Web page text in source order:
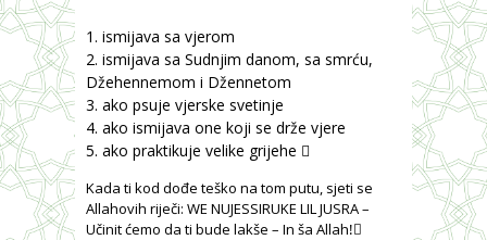
ismijava sa vjerom
ismijava sa Sudnjim danom, sa smrću,
Džehennemom i Džennetom
ako psuje vjerske svetinje
ako ismijava one koji se drže vjere
ako praktikuje velike grijehe ⃝
Kada ti kod dođe teško na tom putu, sjeti se
Allahovih riječi: WE NUJESSIRUKE LIL JUSRA –
Učinit ćemo da ti bude lakše – In ša Allah!⃝